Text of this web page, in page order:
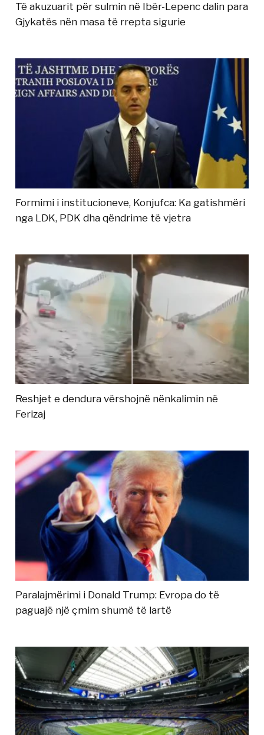
Të akuzuarit për sulmin në Ibër-Lepenc dalin para
Gjykatës nën masa të rrepta sigurie
Formimi i institucioneve, Konjufca: Ka gatishmëri
nga LDK, PDK dha qëndrime të vjetra
Reshjet e dendura vërshojnë nënkalimin në
Ferizaj
Paralajmërimi i Donald Trump: Evropa do të
paguajë një çmim shumë të lartë